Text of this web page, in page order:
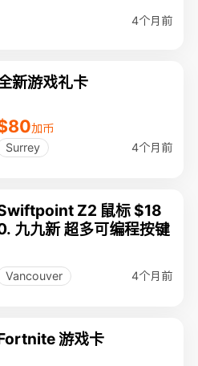
4个月前
新游戏礼卡
加币
Surrey
4个月前
Z2 鼠标 $18
九九新 超多可编程按键
Vancouver 4个月前
游戏卡